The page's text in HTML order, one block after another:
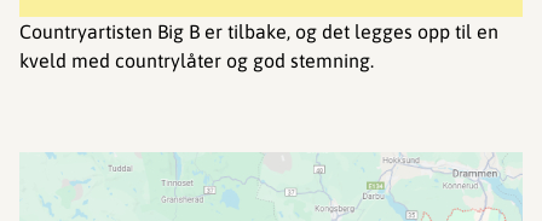
Countryartisten Big B er tilbake, og det legges opp til en
kveld med countrylåter og god stemning.